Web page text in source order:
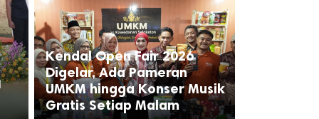
Kendal Open Fair 2026
Digelar, Ada Pameran
UMKM hingga Konser Musik
Gratis Setiap Malam